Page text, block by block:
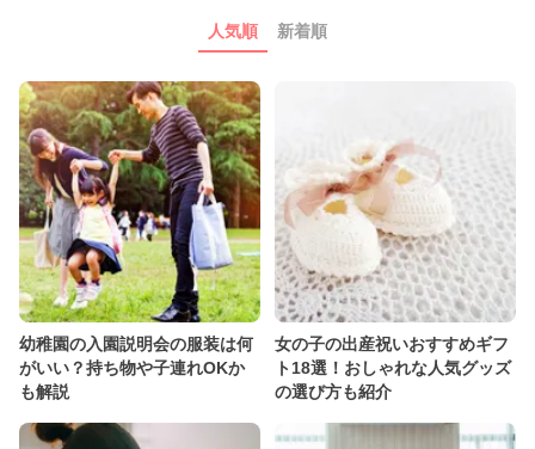
人気順 新着順
幼稚園の入園説明会の服装は何
がいい？持ち物や子連れOKか
も解説
女の子の出産祝いおすすめギフ
ト18選！おしゃれな人気グッズ
の選び方も紹介